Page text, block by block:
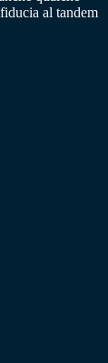
al tandem